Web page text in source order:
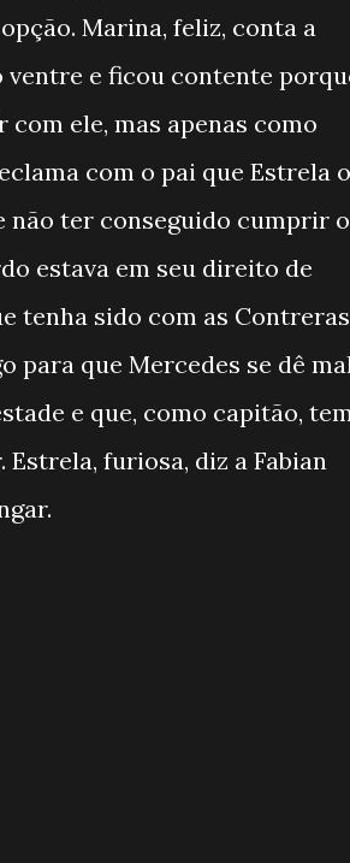
Marina, feliz, conta a
ventre e ficou contente
ele, mas apenas como
com o pai que Estrela o
não ter conseguido cumprir o
estava em seu direito de
tenha sido com as
para que Mercedes se dê
e que, como capitão,
furiosa, diz a Fabian